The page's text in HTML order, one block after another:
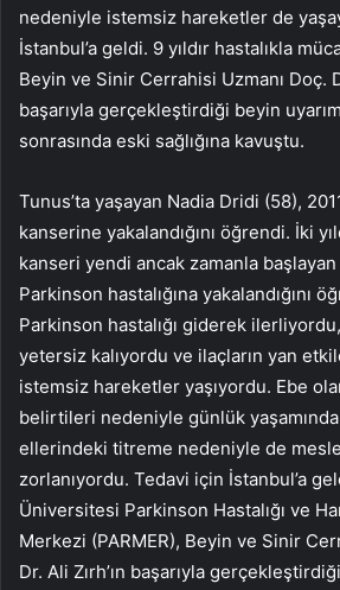
nedeniyle istemsiz hareketler de
İstanbul’a geldi. 9 yıldır hastalıkla
Beyin ve Sinir Cerrahisi Uzmanı Doç.
başarıyla gerçekleştirdiği beyin
sonrasında eski sağlığına kavuştu.
Tunus’ta yaşayan Nadia Dridi (58),
kanserine yakalandığını öğrendi. İki
kanseri yendi ancak zamanla
Parkinson hastalığına yakalandığını
Parkinson hastalığı giderek
yetersiz kalıyordu ve ilaçların yan
istemsiz hareketler yaşıyordu. Ebe
belirtileri nedeniyle günlük
ellerindeki titreme nedeniyle de
zorlanıyordu. Tedavi için İstanbul’a
Üniversitesi Parkinson Hastalığı ve
Merkezi (PARMER), Beyin ve Sinir
Dr. Ali Zırh’ın başarıyla